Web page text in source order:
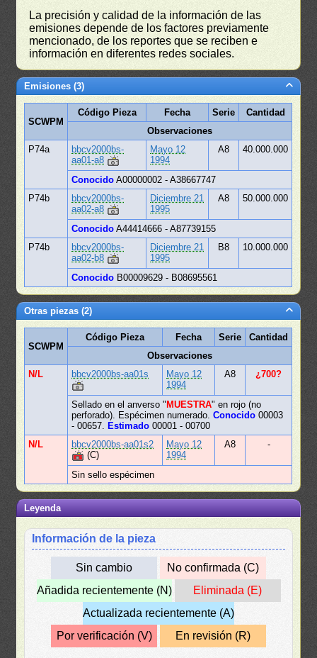
La precisión y calidad de la información de las
emisiones depende de los factores previamente
mencionado, de los reportes que se reciben e
información en diferentes redes sociales.
Emisiones (3)
SCWPM
Código Pieza Fecha Serie
Cantidad
Observaciones
P74a
bbcv2000bs-
aa01-a8
Mayo 12
1994
A8 40.000.000
Conocido A00000002 - A38667747
P74b
bbcv2000bs-
aa02-a8
Diciembre 21
1995
A8 50.000.000
Conocido A44414666 - A87739155
P74b
bbcv2000bs-
aa02-b8
Diciembre 21
1995
B8 10.000.000
Conocido B00009629 - B08695561
Otras piezas (2)
SCWPM
Código Pieza Fecha Serie
Cantidad
Observaciones
N/L
bbcv2000bs-aa01s
Mayo 12
1994
A8 ¿700?
Sellado en el anverso " MUESTRA" en rojo (no
perforado). Espécimen numerado.Conocido 00003
- 00657. Estimado 00001 - 00700
N/L
bbcv2000bs-aa01s2
(C)
Mayo 12
1994
A8 -
Sin sello espécimen
Leyenda
Información de la pieza
Sin cambio
No confirmada (C)
Añadida recientemente (N)
Eliminada (E)
Actualizada recientemente (A)
Por verificación (V)
En revisión (R)